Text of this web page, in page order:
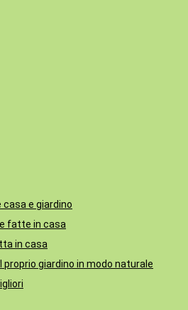
e giardino
fatte in casa
in casa
proprio giardino in modo naturale